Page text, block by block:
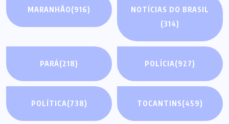
MARANHÃO(916)
NOTÍCIAS DO BRASIL
(314)
PARÁ(218) POLÍCIA(927)
POLÍTICA(738) TOCANTINS(459)